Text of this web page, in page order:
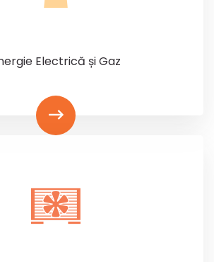
Electrică și Gaz